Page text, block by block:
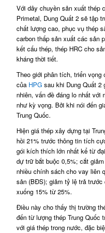
Với dây chuyền sản xuất thép
Primetal, Dung Quất 2 sẽ tập
chất lượng cao, phục vụ thép
carbon thấp sản xuất các sản
kết cấu thép, thép HRC cho
kháng thời tiết.
Theo giới phân tích, triển vọng
của HPGsau khi Dung Quất 2
nhiên, vấn đề đáng lo nhất với
như kỳ vọng. Bởi khi nói đến
Trung Quốc.
Hiện giá thép xây dựng tại
hồi 21% trước thông tin tích
gói kích thích lớn nhất kể từ
dự trữ bắt buộc 0,5%; cắt
nhiều chính sách cho vay liên
sản (BĐS); giảm tỷ lệ trả
xuống 15% từ 25%.
Điều này cho thấy thị trường
đến từ lượng thép Trung Quốc
với giá thép trong nước, đặc